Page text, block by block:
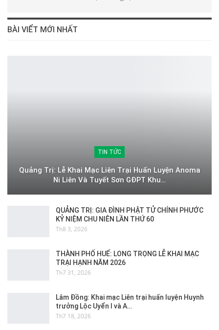
BÀI VIỂT MỚI NHẤT
TIN TỨC
Quảng Trị: Lễ Khai Mạc Liên Trại Huấn Luyện Anoma
Ni Liên Và Tuyết Sơn GĐPT Khu…
QUẢNG TRỊ: GIA ĐÌNH PHẬT TỬ CHÍNH PHƯỚC
KỶ NIỆM CHU NIÊN LẦN THỨ 60
Th8 3, 2026
THÀNH PHỐ HUẾ: LONG TRỌNG LỄ KHAI MẠC
TRẠI HẠNH NĂM 2026
Th7 31, 2026
Lâm Đồng: Khai mạc Liên trại huấn luyện Huynh
trưởng Lộc Uyển I và A…
Th7 18, 2026